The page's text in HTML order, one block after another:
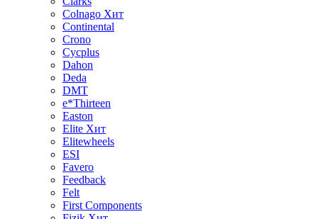
Colnago Хит
Continental
Crono
Cycplus
Dahon
Deda
DMT
e*Thirteen
Easton
Elite Хит
Elitewheels
ESI
Favero
Feedback
Felt
First Components